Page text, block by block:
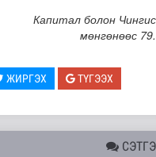
Капитал болон
мөнгөнөөс
ЖИРГЭХ ТҮГЭЭХ